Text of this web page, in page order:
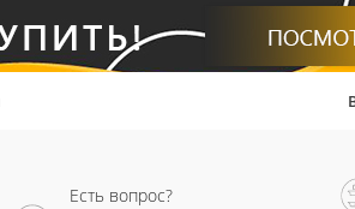
Есть вопрос?